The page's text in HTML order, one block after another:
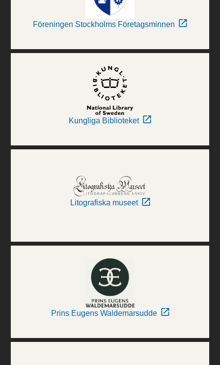
Föreningen Stockholms Företagsminnen
Kungliga Biblioteket
Litografiska museet
Prins Eugens Waldemarsudde